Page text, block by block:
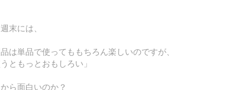
末には、
品は単品で使ってももちろん楽しいのですが、
ともっとおもしろい」
から面白いのか？